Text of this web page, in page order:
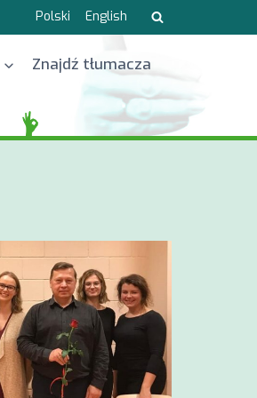
Polski English
Znajdź tłumacza